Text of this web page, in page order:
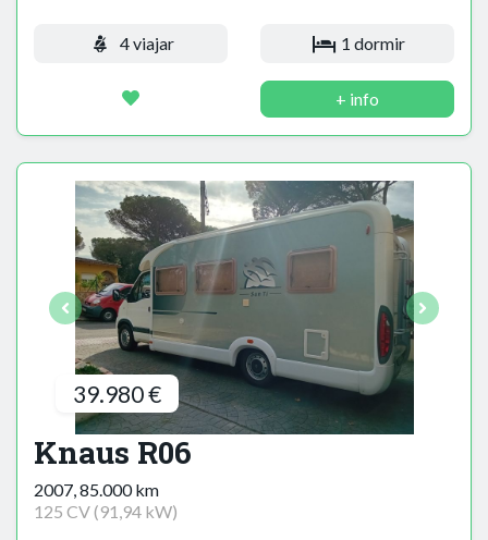
4 viajar 1 dormir
+ info
39.980 €
Knaus R06
2007, 85.000 km
125 CV (91,94 kW)